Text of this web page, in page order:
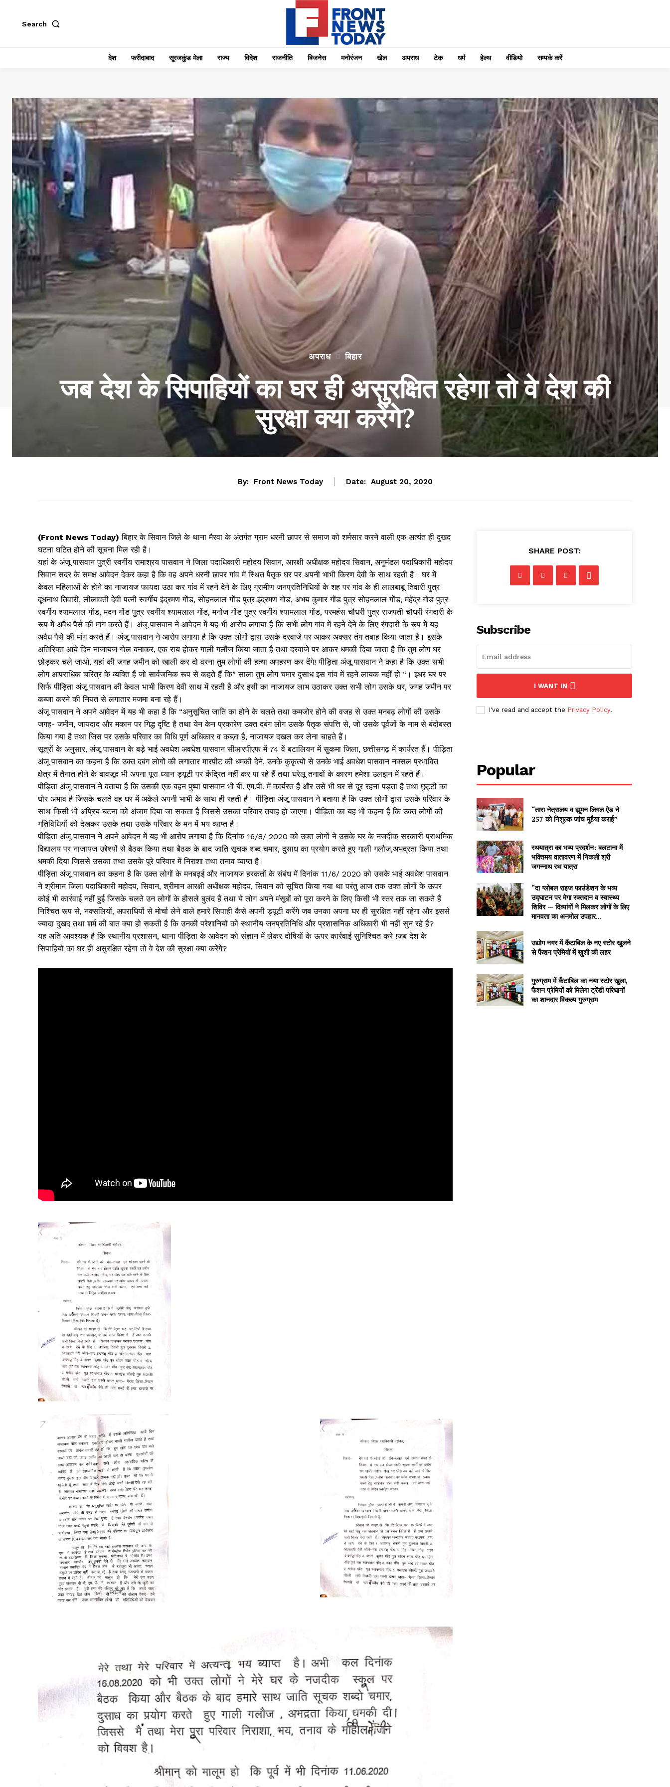
Search
देश फरीदाबाद सूरजकुंड मेला राज्‍य विदेश राजनीति बिजनेस मनोरंजन खेल अपराध टेक धर्म हेल्थ वीडियो सम्पर्क करें
अपराध बिहार
जब देश के सिपाहियों का घर ही असुरक्षित रहेगा तो वे देश की
सुरक्षा क्या करेंगे?
By: Front News Today Date: August 20, 2020
(Front News Today) बिहार के सिवान जिले के थाना मैरवा के अंतर्गत ग्राम धरनी छापर से समाज को शर्मसार करने वाली एक अत्यंत ही दुखद
घटना घटित होने की सूचना मिल रही है।
यहां के अंजू पासवान पुत्री स्वर्गीय रामाश्रय पासवान ने जिला पदाधिकारी महोदय सिवान, आरक्षी अधीक्षक महोदय सिवान, अनुमंडल पदाधिकारी महोदय
सिवान सदर के समक्ष आवेदन देकर कहा है कि वह अपने धरनी छापर गांव में स्थित पैतृक घर पर अपनी भाभी किरण देवी के साथ रहती है। घर में
केवल महिलाओं के होने का नाजायज फायदा उठा कर गांव में रहने देने के लिए ग्रामीण जनप्रतिनिधियों के शह पर गांव के ही लालबाबू तिवारी पुत्र
दूधनाथ तिवारी, लीलावती देवी पत्नी स्वर्गीय इंद्रमण गोंड, सोहनलाल गोंड पुत्र इंद्रमण गोंड, अभय कुमार गोंड पुत्र सोहनलाल गोंड, महेंद्र गोंड पुत्र
स्वर्गीय श्यामलाल गोंड, मदन गोंड पुत्र स्वर्गीय श्यामलाल गोंड, मनोज गोंड पुत्र स्वर्गीय श्यामलाल गोंड, परमहंस चौधरी पुत्र राजपती चौधरी रंगदारी के
रूप में अवैध पैसे की मांग करते हैं। अंजू पासवान ने आवेदन में यह भी आरोप लगाया है कि सभी लोग गांव में रहने देने के लिए रंगदारी के रूप में यह
अवैध पैसे की मांग करते हैं। अंजू पासवान ने आरोप लगाया है कि उक्त लोगों द्वारा उसके दरवाजे पर आकर अक्सर तंग तबाह किया जाता है। इसके
अतिरिक्त आये दिन नाजायज गोल बनाकर, एक राय होकर गाली गलौज किया जाता है तथा दरवाजे पर आकर धमकी दिया जाता है कि तुम लोग घर
छोड़कर चले जाओ, यहां की जगह जमीन को खाली कर दो वरना तुम लोगों की हत्या अपहरण कर देंगे! पीड़िता अंजू पासवान ने कहा है कि उक्त सभी
लोग आपराधिक चरित्र के व्यक्ति हैं जो सार्वजनिक रूप से कहते हैं कि” साला तुम लोग चमार दुसाध इस गांव में रहने लायक नहीं हो “। इधर घर पर
सिर्फ पीड़िता अंजू पासवान की केवल भाभी किरण देवी साथ में रहती है और इसी का नाजायज लाभ उठाकर उक्त सभी लोग उसके घर, जगह जमीन पर
कब्जा करने की नियत से लगातार मजमा बना रहे हैं।
अंजू पासवान ने अपने आवेदन में यह भी कहा है कि “अनुसूचित जाति का होने के चलते तथा कमजोर होने की वजह से उक्त मनबढ़ लोगों की उसके
जगह- जमीन, जायदाद और मकान पर गिद्ध दृष्टि है तथा येन केन प्रकारेण उक्त दबंग लोग उसके पैतृक संपत्ति से, जो उसके पूर्वजों के नाम से बंदोबस्त
किया गया है तथा जिस पर उसके परिवार का विधि पूर्ण अधिकार व कब्ज़ा है, नाजायज दखल कर लेना चाहते हैं।
सूत्रों के अनुसार, अंजू पासवान के बड़े भाई अवधेश अवधेश पासवान सीआरपीएफ में 74 वें बटालियन में सुकमा जिला, छत्तीसगढ़ में कार्यरत हैं। पीड़िता
अंजू पासवान का कहना है कि उक्त दबंग लोगों की लगातार मारपीट की धमकी देने, उनके कुकृत्यों से उनके भाई अवधेश पासवान नक्सल प्रभावित
क्षेत्र में तैनात होने के बावजूद भी अपना पूरा ध्यान ड्यूटी पर केंद्रित नहीं कर पा रहे हैं तथा घरेलू तनावों के कारण हमेशा उलझन में रहते हैं।
पीड़िता अंजू पासवान ने बताया है कि उसकी एक बहन पुष्पा पासवान भी बी. एम.पी. में कार्यरत हैं और उसे भी घर से दूर रहना पड़ता है तथा छुट्टी का
घोर अभाव है जिसके चलते वह घर में अकेले अपनी भाभी के साथ ही रहती है। पीड़िता अंजू पासवान ने बताया है कि उक्त लोगों द्वारा उसके परिवार के
साथ किसी भी अप्रिय घटना को अंजाम दिया जा सकता है जिससे उसका परिवार तबाह हो जाएगा। पीड़िता का यह भी कहना है कि उक्त लोगों की
गतिविधियों को देखकर उसके तथा उसके परिवार के मन में भय व्याप्त है।
पीड़िता अंजू पासवान ने अपने आवेदन में यह भी आरोप लगाया है कि दिनांक 16/8/ 2020 को उक्त लोगों ने उसके घर के नजदीक सरकारी प्राथमिक
विद्यालय पर नाजायज उद्देश्यों से बैठक किया तथा बैठक के बाद जाति सूचक शब्द चमार, दुसाध का प्रयोग करते हुए गाली गलौज,अभद्रता किया तथा
धमकी दिया जिससे उसका तथा उसके पूरे परिवार में निराशा तथा तनाव व्याप्त है।
पीड़िता अंजू पासवान का कहना है कि उक्त लोगों के मनबढ़ई और नाजायज हरकतों के संबंध में दिनांक 11/6/ 2020 को उसके भाई अवधेश पासवान
ने श्रीमान जिला पदाधिकारी महोदय, सिवान, श्रीमान आरक्षी अधीक्षक महोदय, सिवान को सूचित किया गया था परंतु आज तक उक्त लोगों के ऊपर
कोई भी कार्रवाई नहीं हुई जिसके चलते उन लोगों के हौसले बुलंद हैं तथा ये लोग अपने मंसूबों को पूरा करने के लिए किसी भी स्तर तक जा सकते हैं
निश्चित रूप से, नक्सलियों, अपराधियों से मोर्चा लेने वाले हमारे सिपाही कैसे अपनी ड्यूटी करेंगे जब उनका अपना घर ही सुरक्षित नहीं रहेगा और इससे
ज्यादा दुखद तथा शर्म की बात क्या हो सकती है कि उनकी परेशानियों को स्थानीय जनप्रतिनिधि और प्रशासनिक अधिकारी भी नहीं सुन रहे हैं?
यह अति आवश्यक है कि स्थानीय प्रशासन, थाना पीड़िता के आवेदन को संज्ञान में लेकर दोषियों के ऊपर कार्रवाई सुनिश्चित करे !जब देश के
सिपाहियों का घर ही असुरक्षित रहेगा तो वे देश की सुरक्षा क्या करेंगे?
SHARE POST:
Subscribe
I WANT IN
I've read and accept the Privacy Policy.
Popular
“तारा नेत्रालय व ह्यूमन लिगल ऐड ने
257 को निशुल्क जांच मुहैया कराई”
रथयात्रा का भव्य प्रदर्शन: बलटाना में
भक्तिमय वातावरण में निकली श्री
जगन्नाथ रथ यात्रा
“दा ग्लोबल राइज फाउंडेशन के भव्य
उद्घाटन पर मेगा रक्तदान व स्वास्थ्य
शिविर — दिव्यांगों ने मिलकर लोगों के लिए
मानवता का अनमोल उपहार...
उद्योग नगर में कैंटाबिल के नए स्टोर खुलने
से फैशन प्रेमियों में ख़ुशी की लहर
गुरुग्राम में कैंटाबिल का नया स्टोर खुला,
फैशन प्रेमियों को मिलेगा ट्रेंडी परिधानों
का शानदार विकल्प गुरुग्राम